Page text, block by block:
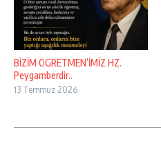
BİZİM ÖGRETMEN’İMİZ HZ.
Peygamberdir..
13 Temmuz 2026